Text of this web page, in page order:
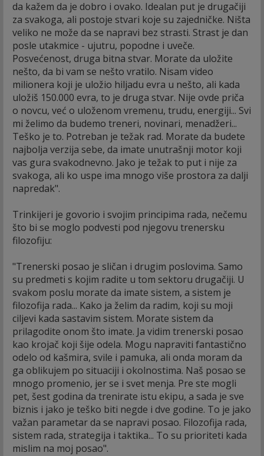
da kažem da je dobro i ovako. Idealan put je drugačiji
za svakoga, ali postoje stvari koje su zajedničke. Ništa
veliko ne može da se napravi bez strasti. Strast je dan
posle utakmice - ujutru, popodne i uveče.
Posvećenost, druga bitna stvar. Morate da uložite
nešto, da bi vam se nešto vratilo. Nisam video
milionera koji je uložio hiljadu evra u nešto, ali kada
uložiš 150.000 evra, to je druga stvar. Nije ovde priča
o novcu, već o uloženom vremenu, trudu, energiji... Svi
mi želimo da budemo treneri, novinari, menadžeri...
Teško je to. Potreban je težak rad. Morate da budete
najbolja verzija sebe, da imate unutrašnji motor koji
vas gura svakodnevno. Jako je težak to put i nije za
svakoga, ali ko uspe ima mnogo više prostora za dalji
napredak".
Trinkijeri je govorio i svojim principima rada, nečemu
što bi se moglo podvesti pod njegovu trenersku
filozofiju:
"Trenerski posao je sličan i drugim poslovima. Samo
su predmeti s kojim radite u tom sektoru drugačiji. U
svakom poslu morate da imate sistem, a sistem je
filozofija rada... Kako ja želim da radim, koji su moji
ciljevi kada sastavim sistem. Morate sistem da
prilagodite onom što imate. Ja vidim trenerski posao
kao krojač koji šije odela. Mogu napraviti fantastično
odelo od kašmira, svile i pamuka, ali onda moram da
ga oblikujem po situaciji i okolnostima. Naš posao se
mnogo promenio, jer se i svet menja. Pre ste mogli
pet, šest godina da trenirate istu ekipu, a sada je sve
biznis i jako je teško biti negde i dve godine. To je jako
važan parametar da se napravi posao. Filozofija rada,
sistem rada, strategija i taktika... To su prioriteti kada
mislim na moj posao".